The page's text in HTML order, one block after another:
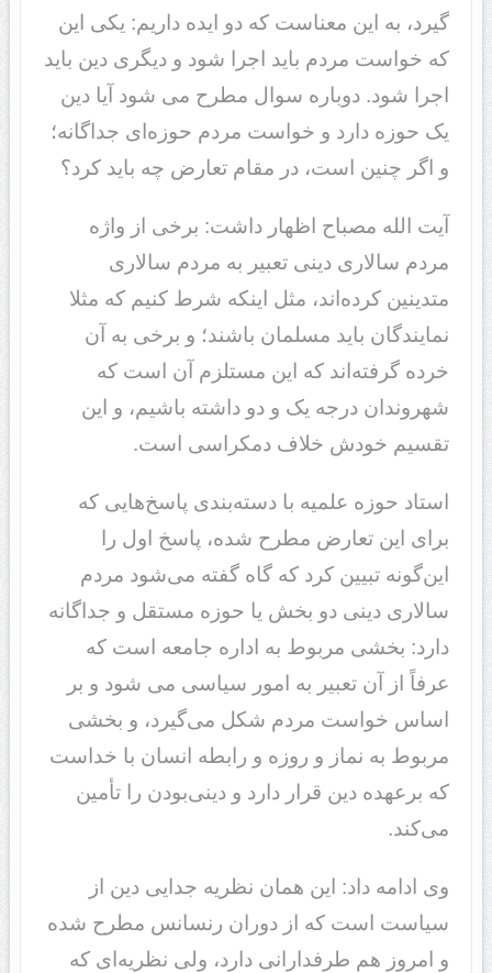
گیرد، به این معناست که دو ایده داریم: یکی این
که خواست مردم باید اجرا شود و دیگری دین باید
اجرا شود. دوباره سوال مطرح می شود آیا دین
یک حوزه دارد و خواست مردم حوزه‌ای جداگانه؛
و اگر چنین است، در مقام تعارض چه باید کرد؟
آیت الله مصباح اظهار داشت: برخی از واژه
مردم سالاری دینی تعبیر به مردم سالاری
متدینین کرده‌اند، مثل اینکه شرط کنیم که مثلا
نمایندگان باید مسلمان باشند؛ و برخی به آن
خرده گرفته‌اند که این مستلزم آن است که
شهروندان درجه یک و دو داشته باشیم، و این
تقسیم خودش خلاف دمکراسی است.
استاد حوزه علمیه با دسته‌بندی پاسخ‌هایی که
برای این تعارض مطرح شده، پاسخ اول را
این‌گونه تبیین کرد که گاه گفته می‌شود مردم
سالاری دینی دو بخش یا حوزه مستقل و جداگانه
دارد: بخشی مربوط به اداره جامعه است که
عرفاً از آن تعبیر به امور سیاسی می شود و بر
اساس خواست مردم شکل می‌گیرد، و بخشی
مربوط به نماز و روزه و رابطه انسان با خداست
که برعهده دین قرار دارد و دینی‌بودن را تأمین
می‌کند.
وی ادامه داد: این همان نظریه جدایی دین از
سیاست است که از دوران رنسانس مطرح شده
و امروز هم طرفدارانی دارد، ولی نظریه‌ای که